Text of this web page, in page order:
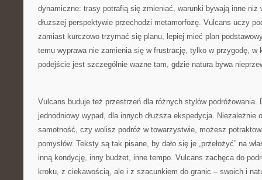
dynamiczne: trasy potrafią się zmieniać, warunki bywają inne niż
dłuższej perspektywie przechodzi metamorfozę. Vulcans uczy
zamiast kurczowo trzymać się planu, lepiej mieć plan
temu wyprawa nie zamienia się w frustrację, tylko w przygodę, w
podejście jest szczególnie ważne tam, gdzie natura bywa
Vulcans buduje też przestrzeń dla różnych stylów podróżowania.
jednodniowy wypad, dla innych dłuższa ekspedycja.
samotność, czy wolisz podróż w towarzystwie, możesz
pomysłów. Teksty są tak pisane, by dało się je „przełożyć” na
inną kondycję, inny budżet, inne tempo. Vulcans zachęca do
kroku, z ciekawością, ale i z szacunkiem do granic – swoich i